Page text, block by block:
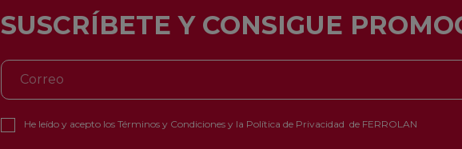
SUSCRÍBETE Y CONSIGUE
He leído y acepto los Términos y Condicionesy la Política de Privacidad de FERROLAN